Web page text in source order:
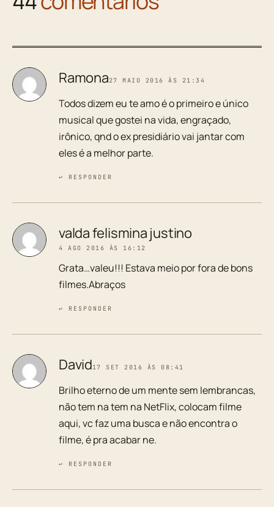
Ramona27 MAIO 2016 ÀS 21:34
Todos dizem eu te amo é o primeiro e único
musical que gostei na vida, engraçado,
irônico, qnd o ex presidiário vai jantar com
eles é a melhor parte.
↩ RESPONDER
valda felismina justino
4 AGO 2016 ÀS 16:12
Grata…valeu!!! Estava meio por fora de bons
filmes.Abraços
↩ RESPONDER
David17 SET 2016 ÀS 08:41
Brilho eterno de um mente sem lembrancas,
não tem na tem na NetFlix, colocam filme
aqui, vc faz uma busca e não encontra o
filme, é pra acabar ne.
↩ RESPONDER